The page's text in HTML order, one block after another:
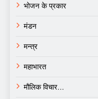
भोजन के प्रकार
मंडन
मन्त्र
महाभारत
मौलिक विचार…